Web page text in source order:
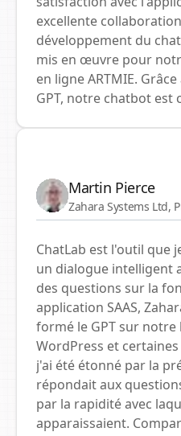
excellente
développement du
mis en œuvre pour
en ligne ARTMIE.
GPT, notre chatbot est
commandes. Nous
souligner l'intégration
API avec notre système
considérablement
apporté à nos
seulement une plus
aussi une plus grande
car ils apprécient les
précises à leurs
technique et
au long du projet ont
premier ordre. Notre
innovations continue,
Chatlab, nous serons
Martin Pierce
Zahara Systems Ltd,
ChatLab est l'outil que
un dialogue intelligent
des questions sur la
application SAAS,
formé le GPT sur notre
WordPress et
j'ai été étonné par la
répondait aux
par la rapidité avec
apparaissaient.